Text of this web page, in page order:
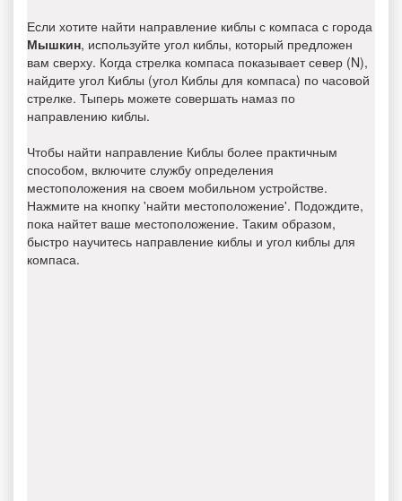
Если хотите найти направление киблы с компаса с города
Мышкин, используйте угол киблы, который предложен
вам сверху. Когда стрелка компаса показывает север (N),
найдите угол Киблы (угол Киблы для компаса) по часовой
стрелке. Тыперь можете совершать намаз по
направлению киблы.
Чтобы найти направление Киблы более практичным
способом, включите службу определения
местоположения на своем мобильном устройстве.
Нажмите на кнопку 'найти местоположение'. Подождите,
пока найтет ваше местоположение. Таким образом,
быстро научитесь направление киблы и угол киблы для
компаса.